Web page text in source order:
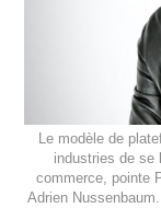
Le modèle de
industries de se
commerce, pointe
Adrien